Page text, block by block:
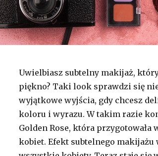
Uwielbiasz subtelny makijaż,
piękno? Taki look sprawdzi się
wyjątkowe wyjścia, gdy chcesz
koloru i wyrazu. W takim razie
Golden Rose, która
kobiet. Efekt subtelnego makijażu